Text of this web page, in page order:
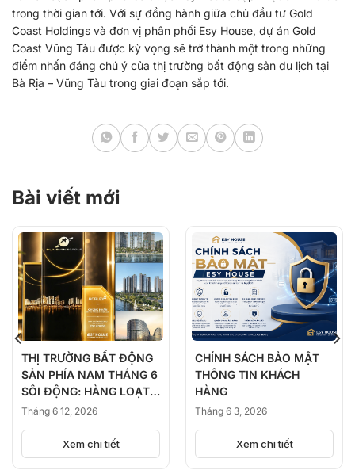
trong thời gian tới. Với sự đồng hành giữa chủ đầu tư Gold
Coast Holdings và đơn vị phân phối Esy House, dự án Gold
Coast Vũng Tàu được kỳ vọng sẽ trở thành một trong những
điểm nhấn đáng chú ý của thị trường bất động sản du lịch tại
Bà Rịa – Vũng Tàu trong giai đoạn sắp tới.
Bài viết mới
THỊ TRƯỜNG BẤT ĐỘNG
SẢN PHÍA NAM THÁNG 6
SÔI ĐỘNG: HÀNG LOẠT
DỰ ÁN ĐỒNG LOẠT
NGUỒN CUNG
Tháng 6 12, 2026
Xem chi tiết
CHÍNH SÁCH BẢO MẬT
THÔNG TIN KHÁCH
HÀNG
Tháng 6 3, 2026
Xem chi tiết